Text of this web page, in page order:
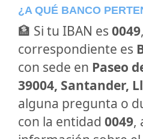
¿A QUÉ BANCO
🏦 Si tu IBAN es 0049
correspondiente es
con sede en Paseo
39004, Santander,
alguna pregunta o
con la entidad 0049,